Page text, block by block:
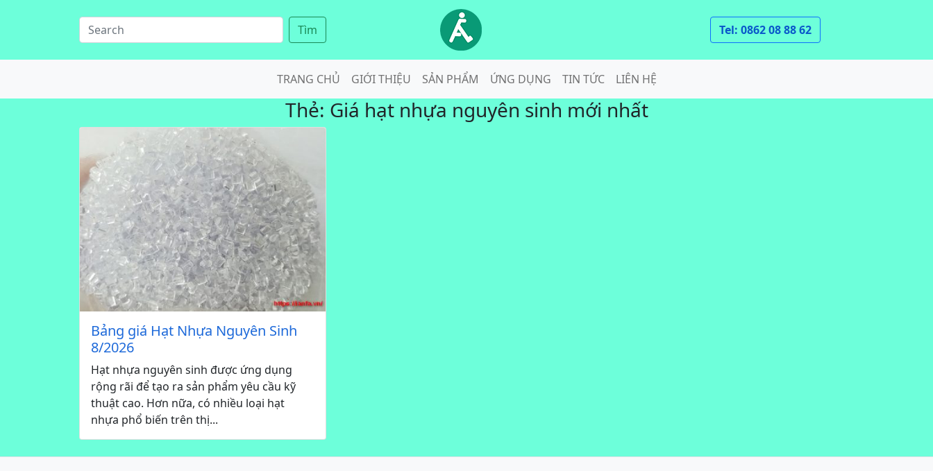
Tìm Tel: 0862 08 88 62
TRANG CHỦ GIỚI THIỆU SẢN PHẨM ỨNG DỤNG TIN TỨC LIÊN HỆ
Thẻ: Giá hạt nhựa nguyên sinh mới nhất
Bảng giá Hạt Nhựa Nguyên Sinh
8/2026
Hạt nhựa nguyên sinh được ứng dụng
rộng rãi để tạo ra sản phẩm yêu cầu kỹ
thuật cao. Hơn nữa, có nhiều loại hạt
nhựa phổ biến trên thị...